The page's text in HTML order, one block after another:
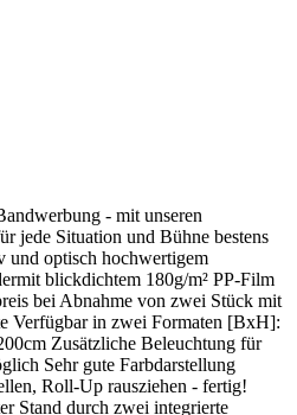
- mit unseren
jede Situation und Bühne bestens
und optisch hochwertigem
blickdichtem 180g/m² PP-Film
bei Abnahme von zwei Stück mit
Verfügbar in zwei Formaten [BxH]:
Zusätzliche Beleuchtung für
Sehr gute Farbdarstellung
Roll-Up rausziehen - fertig!
Stand durch zwei integrierte